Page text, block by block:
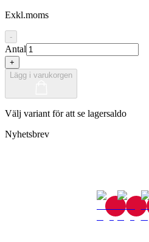
Exkl.moms
-
Antal
+
Lägg i varukorgen
Välj variant för att se lagersaldo
Nyhetsbrev